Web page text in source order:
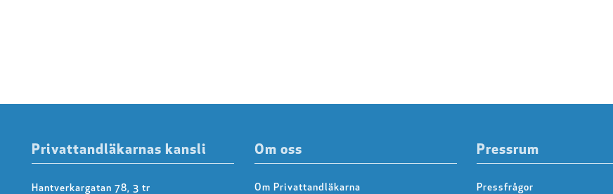
Privattandläkarnas kansli
Hantverkargatan 78, 3 tr
Om oss
Om Privattandläkarna
Pressrum
Pressfrågor